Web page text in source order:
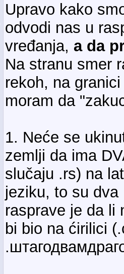
Upravo kako
odvodi nas u
vređanja, a da
Na stranu smer
rekoh, na
moram da
1. Neće se
zemlji da ima
slučaju .rs) na
jeziku, to su
rasprave je da li
bi bio na ćirilici